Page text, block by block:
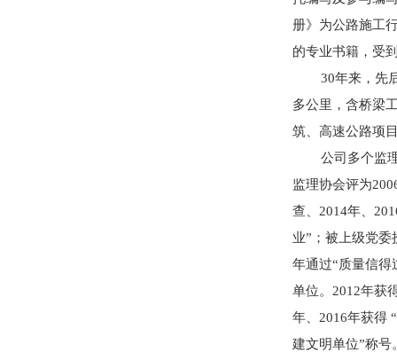
册》为公路施工
的专业书籍，受
30年来，先后
多公里，含桥梁
筑、高速公路项
公司多个监理
监理协会评为
查、2014年、
业”；被上级党
年通过“质量信得
单位。2012年获
年、2016年获得
建文明单位”称号